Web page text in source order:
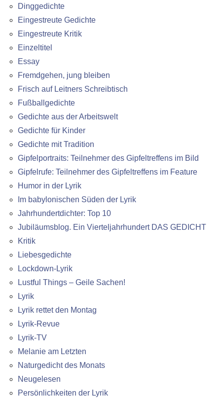
Dinggedichte
Eingestreute Gedichte
Eingestreute Kritik
Einzeltitel
Essay
Fremdgehen, jung bleiben
Frisch auf Leitners Schreibtisch
Fußballgedichte
Gedichte aus der Arbeitswelt
Gedichte für Kinder
Gedichte mit Tradition
Gipfelportraits: Teilnehmer des Gipfeltreffens im Bild
Gipfelrufe: Teilnehmer des Gipfeltreffens im Feature
Humor in der Lyrik
Im babylonischen Süden der Lyrik
Jahrhundertdichter: Top 10
Jubiläumsblog. Ein Vierteljahrhundert DAS GEDICHT
Kritik
Liebesgedichte
Lockdown-Lyrik
Lustful Things – Geile Sachen!
Lyrik
Lyrik rettet den Montag
Lyrik-Revue
Lyrik-TV
Melanie am Letzten
Naturgedicht des Monats
Neugelesen
Persönlichkeiten der Lyrik